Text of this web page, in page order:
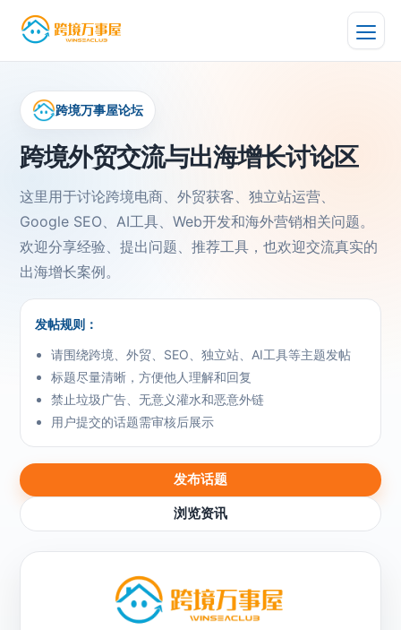
跨境万事屋论坛
跨境外贸交流与出海增长讨论区
这里用于讨论跨境电商、外贸获客、独立站运营、
Google SEO、AI工具、Web开发和海外营销相关问题。
欢迎分享经验、提出问题、推荐工具，也欢迎交流真实的
出海增长案例。
发帖规则：
请围绕跨境、外贸、SEO、独立站、AI工具等主题发帖
标题尽量清晰，方便他人理解和回复
禁止垃圾广告、无意义灌水和恶意外链
用户提交的话题需审核后展示
发布话题
浏览资讯